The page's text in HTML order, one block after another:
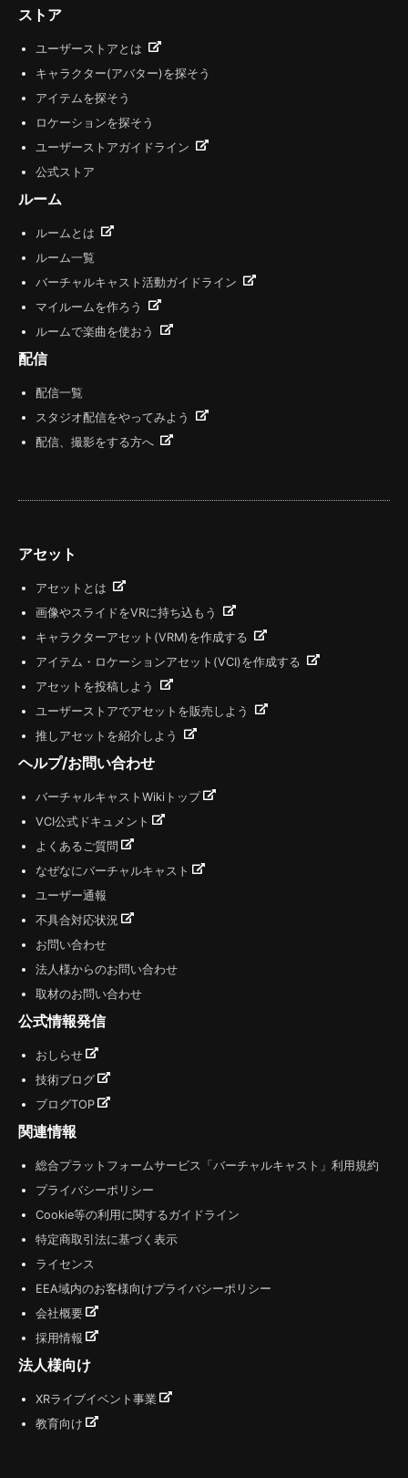
ストア
ユーザーストアとは
キャラクター(アバター)を探そう
アイテムを探そう
ロケーションを探そう
ユーザーストアガイドライン
公式ストア
ルーム
ルームとは
ルーム一覧
バーチャルキャスト活動ガイドライン
マイルームを作ろう
ルームで楽曲を使おう
配信
配信一覧
スタジオ配信をやってみよう
配信、撮影をする方へ
アセット
アセットとは
画像やスライドをVRに持ち込もう
キャラクターアセット(VRM)を作成する
アイテム・ロケーションアセット(VCI)を作成する
アセットを投稿しよう
ユーザーストアでアセットを販売しよう
推しアセットを紹介しよう
ヘルプ/お問い合わせ
バーチャルキャストWikiトップ
VCI公式ドキュメント
よくあるご質問
なぜなにバーチャルキャスト
ユーザー通報
不具合対応状況
お問い合わせ
法人様からのお問い合わせ
取材のお問い合わせ
公式情報発信
おしらせ
技術ブログ
ブログTOP
関連情報
総合プラットフォームサービス「バーチャルキャスト」利用規約
プライバシーポリシー
Cookie等の利用に関するガイドライン
特定商取引法に基づく表示
ライセンス
EEA域内のお客様向けプライバシーポリシー
会社概要
採用情報
法人様向け
XRライブイベント事業
教育向け